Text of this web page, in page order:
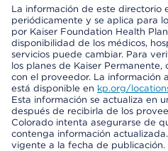
La información de este directorio
periódicamente y se aplica para
por Kaiser Foundation Health
disponibilidad de los médicos,
servicios puede cambiar. Para
los planes de Kaiser
con el proveedor. La información
está disponible en kp.org/
Esta información se actualiza en
después de recibirla de los
Colorado intenta asegurarse de
contenga información
vigente a la fecha de publicación.